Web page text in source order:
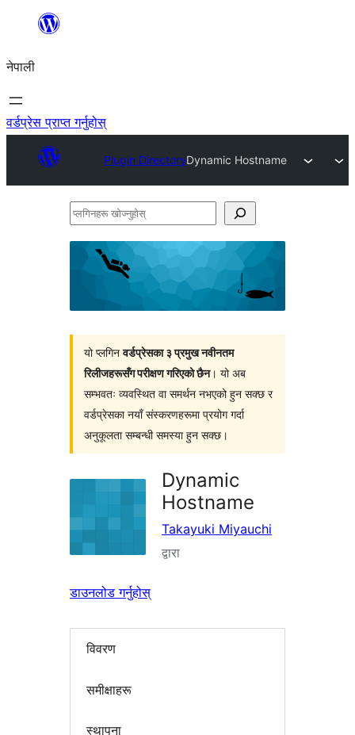
सामग्रीमा
नेपाली
वर्डप्रेस प्राप्त गर्नुहोस्
Plugin DirectoryDynamic Hostname
प्लगिनहरू
यो प्लगिनवर्डप्रेसका ३ प्रमुख नवीनतम
रिलीजहरूसँग परीक्षण गरिएको छैन। यो अब
सम्भवतः व्यवस्थित वा समर्थन नभएको हुन सक्छ र
वर्डप्रेसका नयाँ संस्करणहरूमा प्रयोग गर्दा
अनुकूलता सम्बन्धी समस्या हुन सक्छ।
Dynamic
Hostname
Takayuki Miyauchi
द्वारा
डाउनलोड गर्नुहोस्
विवरण
समीक्षाहरू
स्थापना